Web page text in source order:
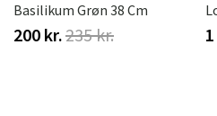
Basilikum Grøn 38 Cm
200 kr.235 kr.